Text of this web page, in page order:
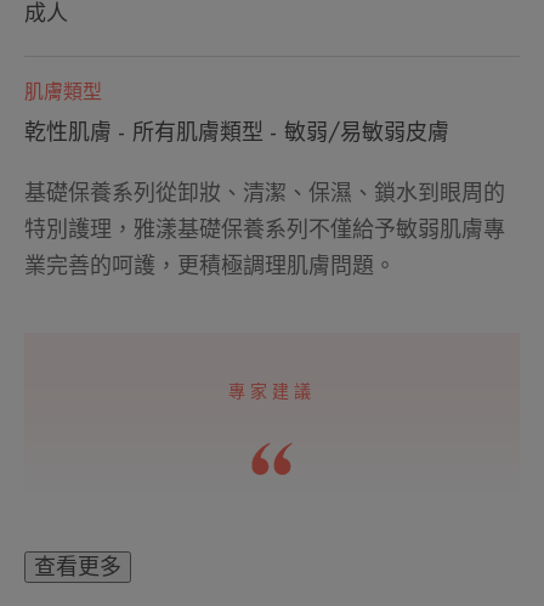
成人
肌膚類型
乾性肌膚 - 所有肌膚類型 - 敏弱/易敏弱皮膚
基礎保養系列從卸妝、清潔、保濕、鎖水到眼周的
特別護理，雅漾基礎保養系列不僅給予敏弱肌膚專
業完善的呵護，更積極調理肌膚問題。
專家建議
查看更多